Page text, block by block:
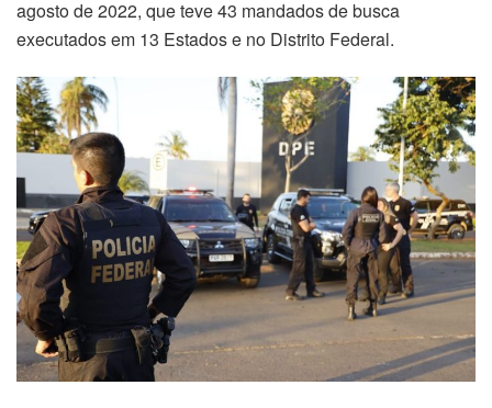
agosto de 2022, que teve 43 mandados de busca
executados em 13 Estados e no Distrito Federal.